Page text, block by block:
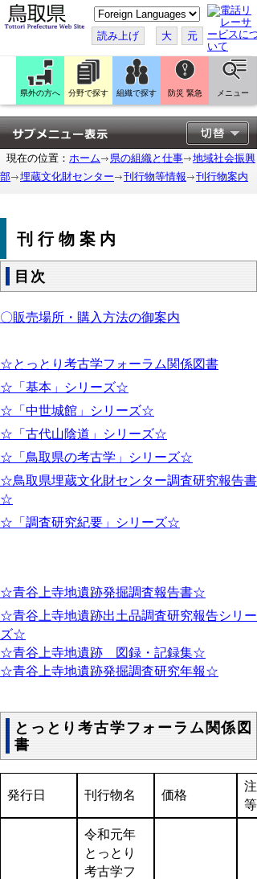
こ
の
ペ
ー
ジ
翻
訳
す
る
読み上げ 大 元
県外の方へ 分野で探す 組織で探す 防災 緊急 メニュー
現在の位置： ホーム 県の組織と仕事
地域社会振興
部
埋蔵文化財センター 刊行物等情報 刊行物案内
刊行物案内
目次
〇販売場所・購入方法の御案内
☆とっとり考古学フォーラム関係図書
☆「基本」シリーズ☆
☆「中世城館」シリーズ☆
☆「古代山陰道」シリーズ☆
☆「鳥取県の考古学」シリーズ☆
☆鳥取県埋蔵文化財センター調査研究報告書
☆
☆「調査研究紀要」シリーズ☆
☆青谷上寺地遺跡発掘調査報告書☆
☆青谷上寺地遺跡出土品調査研究報告シリー
ズ☆
☆青谷上寺地遺跡 図録・記録集☆
☆青谷上寺地遺跡発掘調査研究年報☆
とっとり考古学フォーラム関係図
書
発行日 刊行物名 価格
等
令和元年
とっとり
考古学フ